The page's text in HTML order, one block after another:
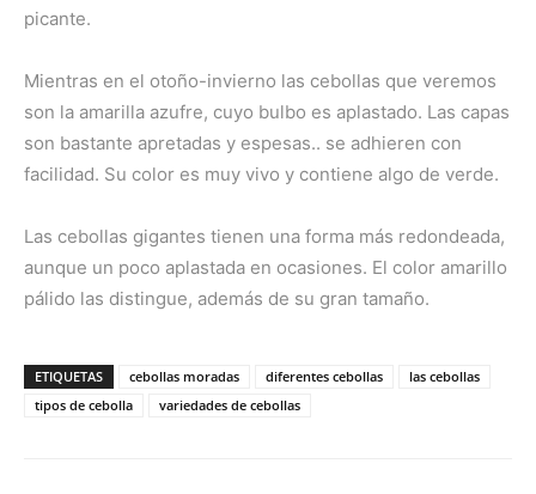
picante.
Mientras en el otoño-invierno las cebollas que veremos
son la amarilla azufre, cuyo bulbo es aplastado. Las capas
son bastante apretadas y espesas.. se adhieren con
facilidad. Su color es muy vivo y contiene algo de verde.
Las cebollas gigantes tienen una forma más redondeada,
aunque un poco aplastada en ocasiones. El color amarillo
pálido las distingue, además de su gran tamaño.
ETIQUETAS cebollas moradas diferentes cebollas
las cebollas
tipos de cebolla
variedades de cebollas